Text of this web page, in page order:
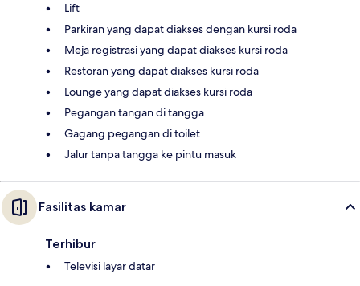
Lift
Parkiran yang dapat diakses dengan kursi roda
Meja registrasi yang dapat diakses kursi roda
Restoran yang dapat diakses kursi roda
Lounge yang dapat diakses kursi roda
Pegangan tangan di tangga
Gagang pegangan di toilet
Jalur tanpa tangga ke pintu masuk
Fasilitas kamar
Terhibur
Televisi layar datar